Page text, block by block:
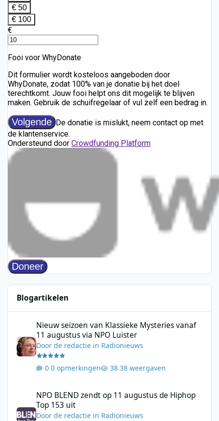
Blogartikelen
Nieuw seizoen van Klassieke Mysteries vanaf
11 augustus via NPO Luister
Doorde redactie in Radionieuws
0 opmerkingen 38 weergaven
NPO BLEND zendt op 11 augustus de Hiphop
Top 153 uit
Doorde redactie in Radionieuws